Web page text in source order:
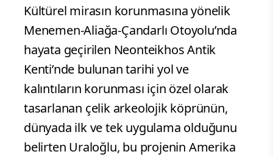
Kültürel mirasın korunmasına yönelik
Menemen-Aliağa-Çandarlı Otoyolu’nda
hayata geçirilen Neonteikhos Antik
Kenti’nde bulunan tarihi yol ve
kalıntıların korunması için özel olarak
tasarlanan çelik arkeolojik köprünün,
dünyada ilk ve tek uygulama olduğunu
belirten Uraloğlu, bu projenin Amerika